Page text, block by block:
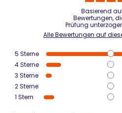
Basierend
Bewertungen,
Prüfung
Alle Bewertungen auf
5 Sterne
4Sterne
3 Sterne
2Sterne
1 Stern